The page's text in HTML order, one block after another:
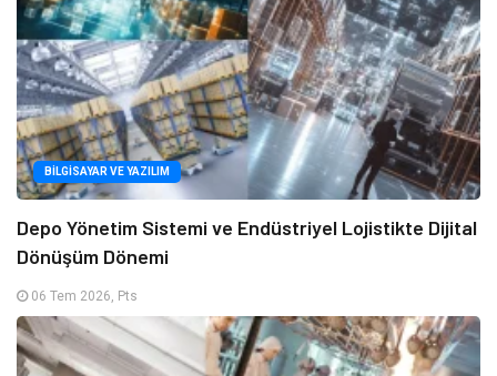
BILGISAYAR VE YAZILIM
Depo Yönetim Sistemi ve Endüstriyel Lojistikte Dijital
Dönüşüm Dönemi
06 Tem 2026, Pts